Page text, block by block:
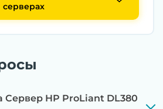
серверах
Сервер HP ProLiant DL380